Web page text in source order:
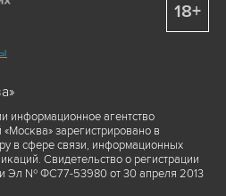
информационное агентство
«Москва» зарегистрировано в
в сфере связи, информационных
Свидетельство о регистрации
Эл № ФС77-53980 от 30 апреля 2013
18+